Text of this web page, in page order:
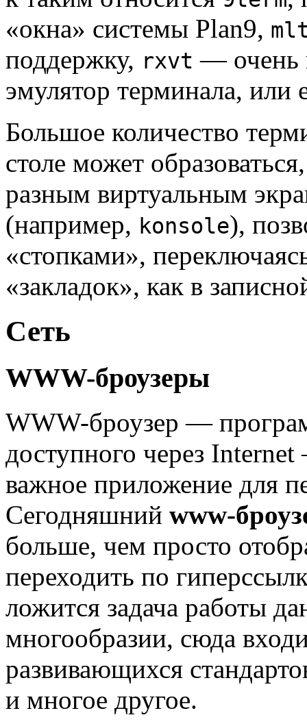
«окна» системы Plan9,
поддержку, rxvt — очень
эмулятор терминала,
Большое количество
столе может
разным виртуальным
(например, konsole),
«стопками»,
«закладок», как в
Сеть
WWW-броузеры
WWW-броузер —
доступного через
важное приложение для
Сегодняшний www-
больше, чем просто
переходить по
ложится задача работы
многообразии, сюда
развивающихся
и многое другое.